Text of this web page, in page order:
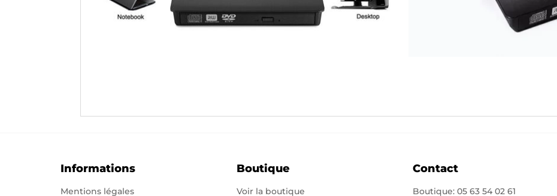
Informations
Mentions légales
Boutique
Voir la boutique
Contact
Boutique:05 63 54 02 61